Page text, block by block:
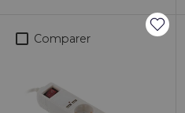
Comparer